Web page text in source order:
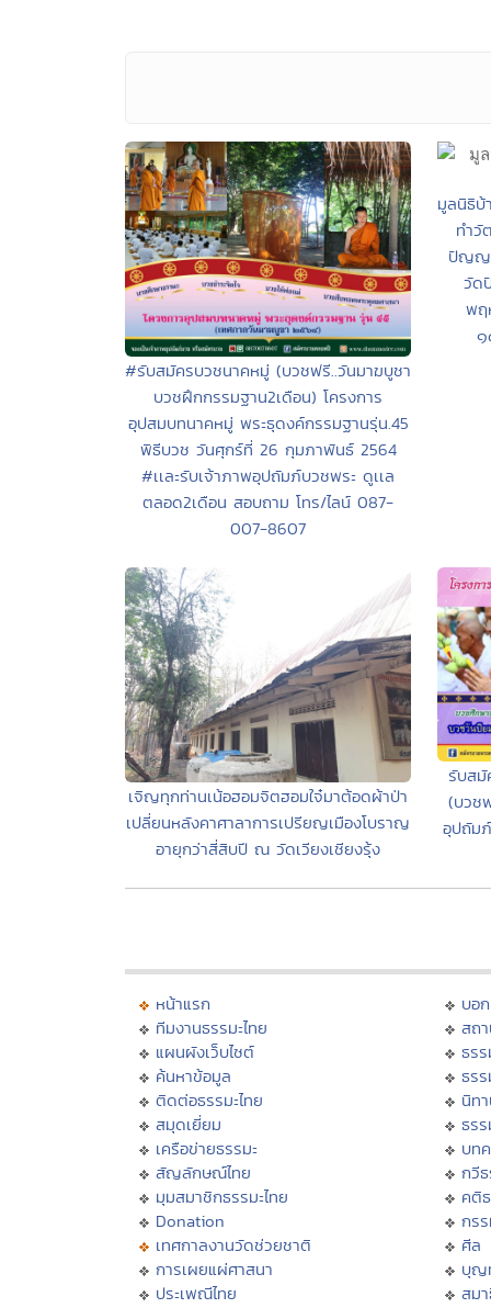
#รับสมัครบวชนาคหมู่ (บวชฟรี..วันมาฆบูชา
บวชฝึกกรรมฐาน2เดือน) โครงการ
อุปสมบทนาคหมู่ พระธุดงค์กรรมฐานรุ่น.45
พิธีบวช วันศุกร์ที่ 26 กุมภาพันธ์ 2564
#เเละรับเจ้าภาพอุปถัมภ์บวชพระ ดูเเล
ตลอด2เดือน สอบถาม โทร/ไลน์ 087-
007-8607
มูลนิธิบ้
ทำวั
ปัญญ
วัด
พฤ
๑
เจิญทุกท่านเน้อฮอมจิตฮอมใจ๋มาต้อดผ้าป่า
เปลี่ยนหลังคาศาลาการเปรียญเมืองโบราญ
อายุกว่าสี่สิบปี ณ วัดเวียงเชียงรุ้ง
รับสมั
(บวช
อุปถัม
หน้าแรก
ทีมงานธรรมะไทย
แผนผังเว็บไซต์
ค้นหาข้อมูล
ติดต่อธรรมะไทย
สมุดเยี่ยม
เครือข่ายธรรมะ
สัญลักษณ์ไทย
มุมสมาชิกธรรมะไทย
Donation
เทศกาลงานวัดช่วยชาติ
การเผยแผ่ศาสนา
ประเพณีไทย
บอ
สถ
ธร
ธร
นิท
ธร
บท
กวี
คติ
กร
ศีล
บุญ
สม